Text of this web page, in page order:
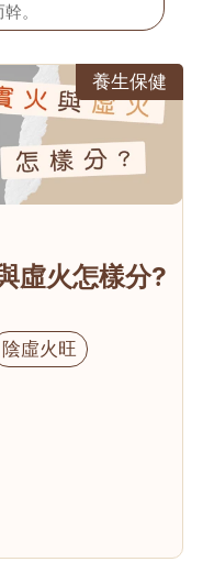
。
養生保健
虛火怎樣分?
陰虛火旺